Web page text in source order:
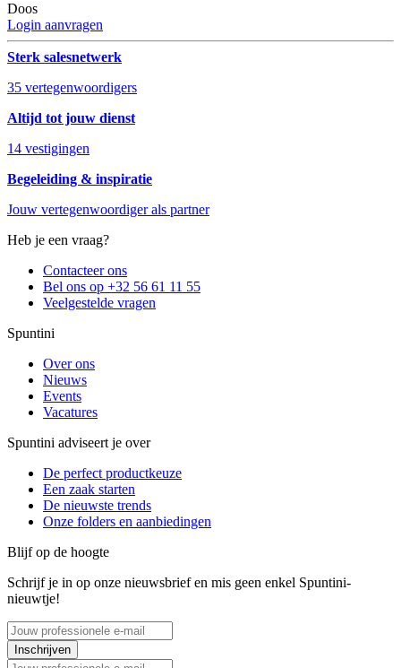
Doos
Login aanvragen
Sterk salesnetwerk
35 vertegenwoordigers
Altijd tot jouw dienst
14 vestigingen
Begeleiding & inspiratie
Jouw vertegenwoordiger als partner
Heb je een vraag?
Contacteer ons
Bel ons op +32 56 61 11 55
Veelgestelde vragen
Spuntini
Over ons
Nieuws
Events
Vacatures
Spuntini adviseert je over
De perfect productkeuze
Een zaak starten
De nieuwste trends
Onze folders en aanbiedingen
Blijf op de hoogte
Schrijf je in op onze nieuwsbrief en mis geen enkel Spuntini-
nieuwtje!
Inschrijven